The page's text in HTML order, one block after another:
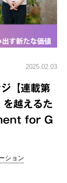
2025.02.03
【連載第
越えるた
for G
ション